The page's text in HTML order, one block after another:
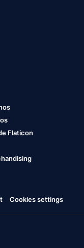
Flaticon
Cookies settings